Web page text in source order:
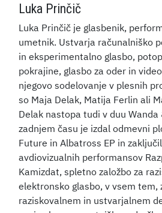
Luka Prinčič
Luka Prinčič je glasbenik,
umetnik. Ustvarja računalniško
in eksperimentalno glasbo,
pokrajine, glasbo za oder in
njegovo sodelovanje v plesnih
so Maja Delak, Matija Ferlin ali
Delak nastopa tudi v duu Wanda
zadnjem času je izdal odmevni
Future in Albatross EP in
avdiovizualnih performansov
Kamizdat, spletno založbo za
elektronsko glasbo, v vsem tem,
raziskovalnem in ustvarjalnem